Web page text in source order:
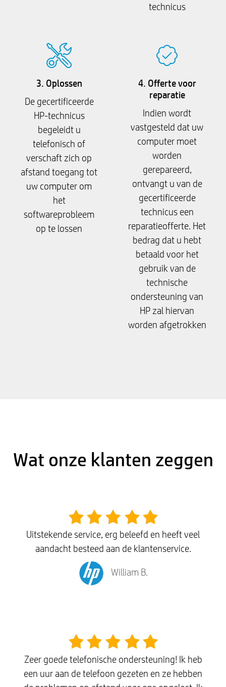
technicus
3. Oplossen
De gecertificeerde
HP-technicus
begeleidt u
telefonisch of
verschaft zich op
afstand toegang tot
uw computer om
het
softwareprobleem
op te lossen
4. Offerte voor
reparatie
Indien wordt
vastgesteld dat uw
computer moet
worden
gerepareerd,
ontvangt u van de
gecertificeerde
technicus een
reparatieofferte. Het
bedrag dat u hebt
betaald voor het
gebruik van de
technische
ondersteuning van
HP zal hiervan
worden afgetrokken
Wat onze klanten zeggen
Uitstekende service, erg beleefd en heeft veel
aandacht besteed aan de klantenservice.
William B.
Zeer goede telefonische ondersteuning! Ik heb
een uur aan de telefoon gezeten en ze hebben